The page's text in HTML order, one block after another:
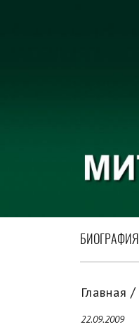
БИОГРАФИЯ
Главная
22.09.2009